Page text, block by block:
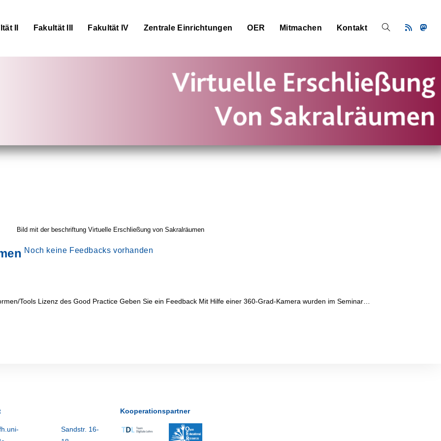
II Fakultät III Fakultät IV Zentrale Einrichtungen OER Mitmachen Kontakt Website-
Suche
Bild mit der beschriftung Virtuelle Erschließung von Sakralräumen
Noch keine Feedbacks vorhanden
Tools Lizenz des Good Practice Geben Sie ein Feedback Mit Hilfe einer 360-Grad-Kamera wurden im Seminar…
Sandstr. 16-
Kooperationspartner